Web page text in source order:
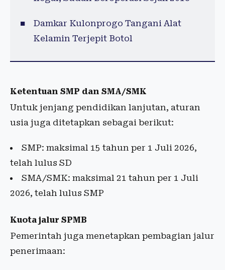
Damkar Kulonprogo Tangani Alat
Kelamin Terjepit Botol
Ketentuan SMP dan SMA/SMK
Untuk jenjang pendidikan lanjutan, aturan
usia juga ditetapkan sebagai berikut:
SMP: maksimal 15 tahun per 1 Juli 2026,
telah lulus SD
SMA/SMK: maksimal 21 tahun per 1 Juli
2026, telah lulus SMP
Kuota jalur SPMB
Pemerintah juga menetapkan pembagian jalur
penerimaan: